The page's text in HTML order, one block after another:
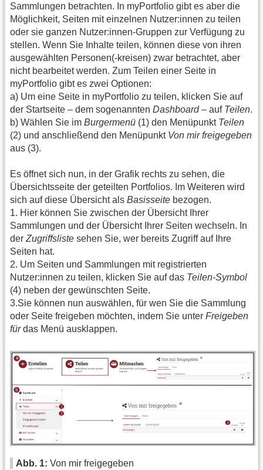
Sammlungen betrachten. In myPortfolio gibt es aber die
Möglichkeit, Seiten mit einzelnen Nutzer:innen zu teilen
oder sie ganzen Nutzer:innen-Gruppen zur Verfügung zu
stellen. Wenn Sie Inhalte teilen, können diese von ihren
ausgewählten Personen(-kreisen) zwar betrachtet, aber
nicht bearbeitet werden. Zum Teilen einer Seite in
myPortfolio gibt es zwei Optionen:
a) Um eine Seite in myPortfolio zu teilen, klicken Sie auf
der Startseite – dem sogenannten Dashboard– auf Teilen.
b) Wählen Sie im Burgermenü (1) den Menüpunkt Teilen
(2) und anschließend den Menüpunkt Von mir freigegeben
aus (3).
Es öffnet sich nun, in der Grafik rechts zu sehen, die
Übersichtsseite der geteilten Portfolios. Im Weiteren wird
sich auf diese Übersicht als Basisseite bezogen.
1. Hier können Sie zwischen der Übersicht Ihrer
Sammlungen und der Übersicht Ihrer Seiten wechseln. In
der Zugriffsliste sehen Sie, wer bereits Zugriff auf Ihre
Seiten hat.
2. Um Seiten und Sammlungen mit registrierten
Nutzer:innen zu teilen, klicken Sie auf das Teilen-Symbol
(4) neben der gewünschten Seite.
3.Sie können nun auswählen, für wen Sie die Sammlung
oder Seite freigeben möchten, indem Sie unter Freigeben
fürdas Menü ausklappen.
Abb. 1: Von mir freigegeben